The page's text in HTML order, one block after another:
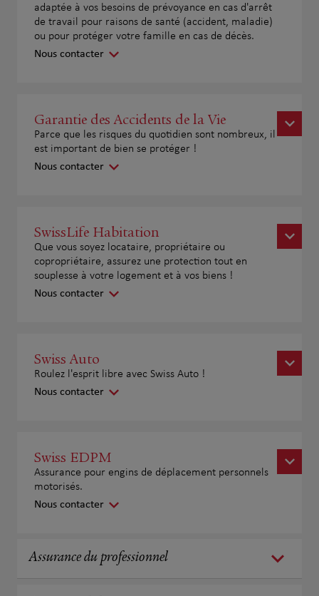
adaptée à vos besoins de prévoyance en cas d'arrêt
de travail pour raisons de santé (accident, maladie)
ou pour protéger votre famille en cas de décès.
Nous contacter
Garantie des Accidents de la Vie
Parce que les risques du quotidien sont nombreux, il
est important de bien se protéger !
Nous contacter
SwissLife Habitation
Que vous soyez locataire, propriétaire ou
copropriétaire, assurez une protection tout en
souplesse à votre logement et à vos biens !
Nous contacter
Swiss Auto
Roulez l'esprit libre avec Swiss Auto !
Nous contacter
Swiss EDPM
Assurance pour engins de déplacement personnels
motorisés.
Nous contacter
Assurance du professionnel